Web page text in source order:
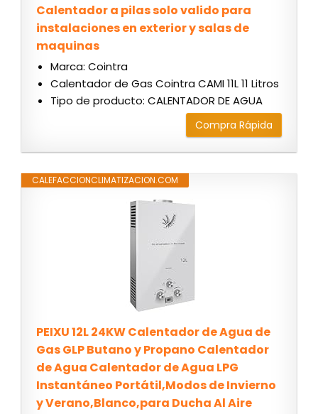
Calentador a pilas solo valido para
instalaciones en exterior y salas de
maquinas
Marca: Cointra
Calentador de Gas Cointra CAMI 11L 11 Litros
Tipo de producto: CALENTADOR DE AGUA
Compra Rápida
CALEFACCIONCLIMATIZACION.COM
PEIXU 12L 24KW Calentador de Agua de
Gas GLP Butano y Propano Calentador
de Agua Calentador de Agua LPG
Instantáneo Portátil,Modos de Invierno
y Verano,Blanco,para Ducha Al Aire